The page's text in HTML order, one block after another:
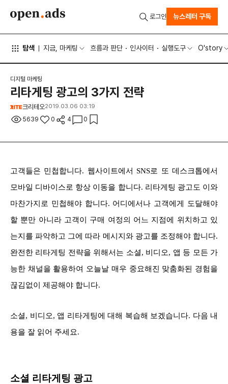
탐색 지금, 마케팅 흐름과 판단 인사이터 실행도구 O'story
로그인 뉴스레터 구독
디지털 마케팅
리타게팅 광고의 3가지 전략
크리테오2019.03.06 03:19
5639 0 4 0
고객들은 민첩합니다. 웹사이트에서 SNS로 또 데스크톱에서
모바일 디바이스로 항상 이동을 합니다. 리타게팅 광고도 이와
마찬가지로 민첩해야 합니다. 어디에서나 고객에게 도달해야
할 뿐만 아니라 고객이 구매 여정의 어느 지점에 위치하고 있
는지를 파악하고 그에 따라 메시지와 광고를 조정해야 합니다.
완전한 리타게팅 전략을 위해서는 소셜, 비디오, 앱 등 모든 가
능한 채널을 활용하여 오늘날 매우 중요해진 맞춤화된 경험을
끊김없이 제공해야 합니다.
소셜, 비디오, 앱 리타게팅에 대해 복습해 보겠습니다. 다음 내
용을 잘 읽어 주세요.
소셜 리타게팅 광고